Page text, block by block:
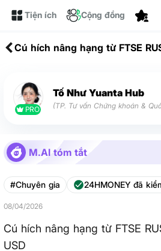
Tiện ích Cộng đồng
Cú hích nâng hạng từ FTSE
PRO
Tố Như Yuanta Hub
(TP. Tư vấn Chứng khoán &
M.AI tóm tắt
#Chuyên gia 24HMONEY đã
08/04/2026
Cú hích nâng hạng từ FTSE
USD